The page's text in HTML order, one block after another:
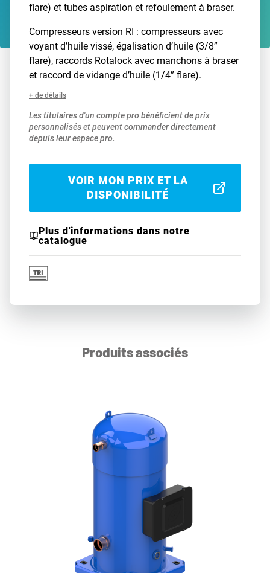
flare) et tubes aspiration et refoulement à braser.
Compresseurs version RI : compresseurs avec
voyant d’huile vissé, égalisation d’huile (3/8”
flare), raccords Rotalock avec manchons à braser
et raccord de vidange d’huile (1/4” flare).
+ de détails
Les titulaires d'un compte pro bénéficient de prix
personnalisés et peuvent commander directement
depuis leur espace pro.
VOIR MON PRIX ET LA
DISPONIBILITÉ
Plus d'informations dans notre
catalogue
Produits associés